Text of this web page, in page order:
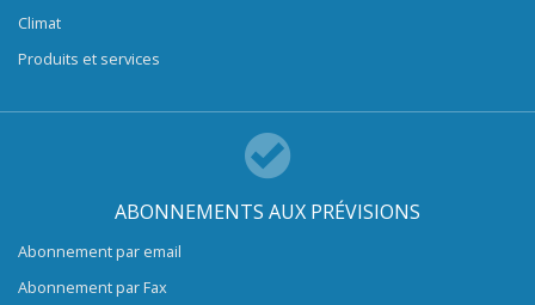
Climat
Produits et services
ABONNEMENTS AUX PRÉVISIONS
Abonnement par email
Abonnement par Fax